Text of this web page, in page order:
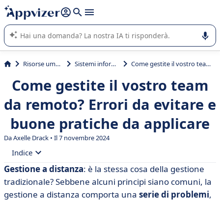
righe con
shift + enter
L'IA di Appvizer vi guida nell'utilizzo o nella scelta di un
software SaaS per la vostra azienda.
Risorse umane (HR) Sistemi informativi HR Come gestite il vostro team da remoto? Errori da evitare e buone pratiche da applicare
Come gestite il vostro team
da remoto? Errori da evitare e
buone pratiche da applicare
Da Axelle Drack • Il 7 novembre 2024
Indice
• Le sfide della gestione a distanza per l'azienda
• Gestione a distanza: 5 errori fatali da evitare
Gestione a distanza: è la stessa cosa della gestione
tradizionale? Sebbene alcuni principi siano comuni, la
gestione a distanza comporta una serie di problemi,